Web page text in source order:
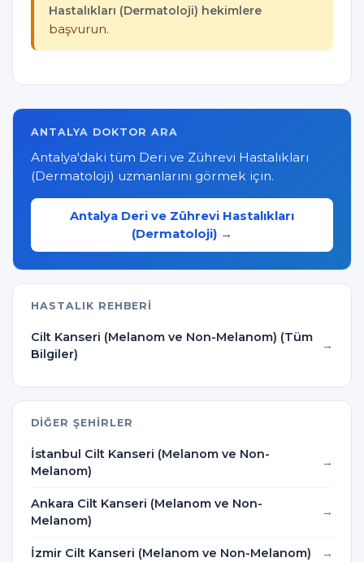
Hastalıkları (Dermatoloji) hekimlere
başvurun.
ANTALYA DOKTOR ARA
Antalya'daki tüm Deri ve Zührevi Hastalıkları
(Dermatoloji) uzmanlarını görmek için.
Antalya Deri ve Zührevi Hastalıkları
(Dermatoloji) →
HASTALIK REHBERI
Cilt Kanseri (Melanom ve Non-Melanom) (Tüm
Bilgiler)
DIĞER ŞEHIRLER
İstanbul Cilt Kanseri (Melanom ve Non-
Melanom)
Ankara Cilt Kanseri (Melanom ve Non-
Melanom)
İzmir Cilt Kanseri (Melanom ve Non-Melanom)